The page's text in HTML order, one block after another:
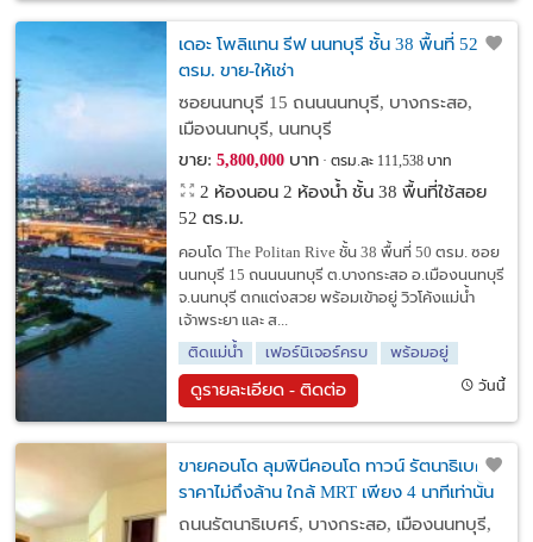
เดอะ โพลิแทน รีฟ นนทบุรี ชั้น 38 พื้นที่ 52
ตรม. ขาย-ให้เช่า
ซอยนนทบุรี 15 ถนนนนทบุรี, บางกระสอ,
เมืองนนทบุรี, นนทบุรี
ขาย: 5,800,000บาท ตรม.ละ 111,538 บาท
2 ห้องนอน 2 ห้องน้ำ ชั้น 38 พื้นที่ใช้สอย
52 ตร.ม.
คอนโด The Politan Rive ชั้น 38 พื้นที่ 50 ตรม. ซอย
นนทบุรี 15 ถนนนนทบุรี ต.บางกระสอ อ.เมืองนนทบุรี
จ.นนทบุรี ตกแต่งสวย พร้อมเข้าอยู่ วิวโค้งแม่น้ำ
เจ้าพระยา และ ส...
ติดแม่น้ำ
เฟอร์นิเจอร์ครบ พร้อมอยู่
ดูรายละเอียด - ติดต่อ วันนี้
ขายคอนโด ลุมพินีคอนโด ทาวน์ รัตนาธิเบศร์
ราคาไม่ถึงล้าน ใกล้ MRT เพียง 4 นาทีเท่านั้น
ถนนรัตนาธิเบศร์, บางกระสอ, เมืองนนทบุรี,